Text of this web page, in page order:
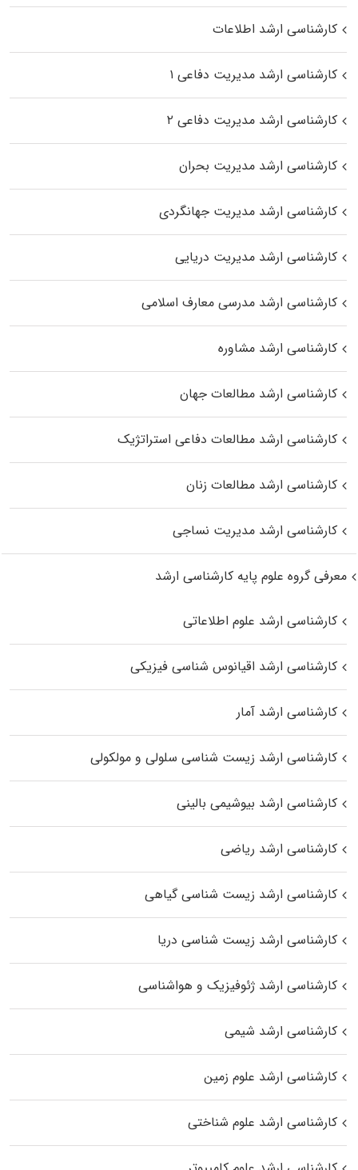
کارشناسی ارشد اطلاعات
کارشناسی ارشد مدیریت دفاعی ۱
کارشناسی ارشد مدیریت دفاعی ۲
کارشناسی ارشد مدیریت بحران
کارشناسی ارشد مدیریت جهانگردی
کارشناسی ارشد مدیریت دریایی
کارشناسی ارشد مدرسی معارف اسلامی
کارشناسی ارشد مشاوره
کارشناسی ارشد مطالعات جهان
کارشناسی ارشد مطالعات دفاعی استراتژیک
کارشناسی ارشد مطالعات زنان
کارشناسی ارشد مدیریت نساجی
معرفی گروه علوم پایه کارشناسی ارشد
کارشناسی ارشد علوم اطلاعاتی
کارشناسی ارشد اقیانوس‌ شناسی فیزیکی
کارشناسی ارشد آمار
کارشناسی ارشد زیست شناسی سلولی و مولکولی
کارشناسی ارشد بیوشیمی بالینی
کارشناسی ارشد ریاضی
کارشناسی ارشد زیست‌ شناسی گیاهی
کارشناسی ارشد زیست‌ شناسی دریا
کارشناسی ارشد ژئوفیزیک و هواشناسی
کارشناسی ارشد شیمی
کارشناسی ارشد علوم زمین
کارشناسی ارشد علوم شناختی